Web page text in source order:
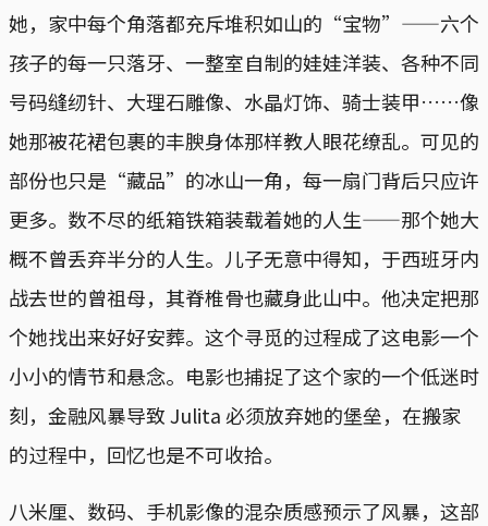
她，家中每个角落都充斥堆积如山的“宝物”——六个
孩子的每一只落牙、一整室自制的娃娃洋装、各种不同
号码缝纫针、大理石雕像、水晶灯饰、骑士装甲……像
她那被花裙包裹的丰腴身体那样教人眼花缭乱。可见的
部份也只是“藏品”的冰山一角，每一扇门背后只应许
更多。数不尽的纸箱铁箱装载着她的人生——那个她大
概不曾丢弃半分的人生。儿子无意中得知，于西班牙内
战去世的曾祖母，其脊椎骨也藏身此山中。他决定把那
个她找出来好好安葬。这个寻觅的过程成了这电影一个
小小的情节和悬念。电影也捕捉了这个家的一个低迷时
刻，金融风暴导致 Julita 必须放弃她的堡垒，在搬家
的过程中，回忆也是不可收拾。
八米厘、数码、手机影像的混杂质感预示了风暴，这部